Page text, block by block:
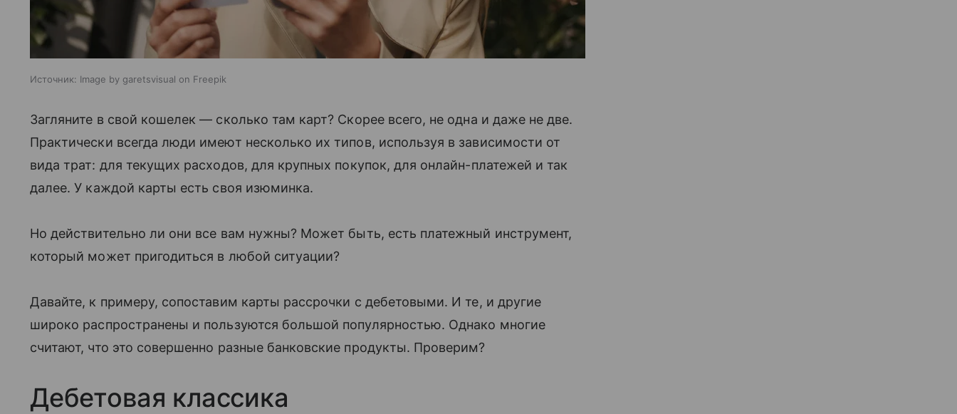
Источник: Image by garetsvisual on Freepik
Загляните в свой кошелек — сколько там карт? Скорее всего, не одна и даже не две.
Практически всегда люди имеют несколько их типов, используя в зависимости от
вида трат: для текущих расходов, для крупных покупок, для онлайн-платежей и так
далее. У каждой карты есть своя изюминка.
Но действительно ли они все вам нужны? Может быть, есть платежный инструмент,
который может пригодиться в любой ситуации?
Давайте, к примеру, сопоставим карты рассрочки с дебетовыми. И те, и другие
широко распространены и пользуются большой популярностью. Однако многие
считают, что это совершенно разные банковские продукты. Проверим?
Дебетовая классика